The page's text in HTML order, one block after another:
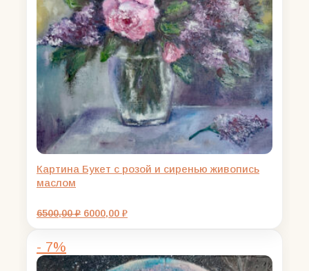
Картина Букет с розой и сиренью живопись
маслом
6500,00₽ Первоначальная
6000,00 ₽Текущая
- 7%